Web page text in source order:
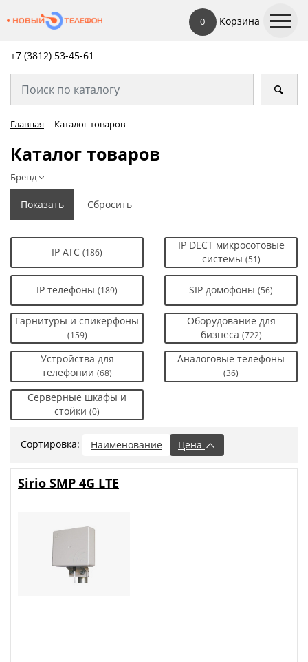
0 Корзина
+7 (3812) 53-45-61
Главная Каталог товаров
Каталог товаров
Бренд
IP АТС (186)
IP DECT микросотовые
системы (51)
IP телефоны (189) SIP домофоны (56)
Гарнитуры и спикерфоны
(159)
Оборудование для
бизнеса (722)
Устройства для
телефонии (68)
Аналоговые телефоны
(36)
Серверные шкафы и
стойки (0)
Сортировка: Наименование Цена
Sirio SMP 4G LTE